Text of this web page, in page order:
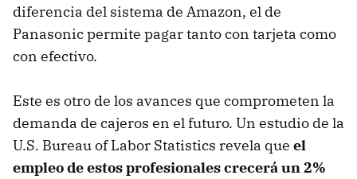
diferencia del sistema de Amazon, el de
Panasonic permite pagar tanto con tarjeta como
con efectivo.
Este es otro de los avances que comprometen la
demanda de cajeros en el futuro. Un estudio de la
U.S. Bureau of Labor Statistics revela que el
empleo de estos profesionales crecerá un 2%